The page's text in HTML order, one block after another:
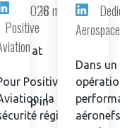
juin 2026
at
step in
Positive
18 mai 2026
Positive
la
régit sur
Aerospace
Dans